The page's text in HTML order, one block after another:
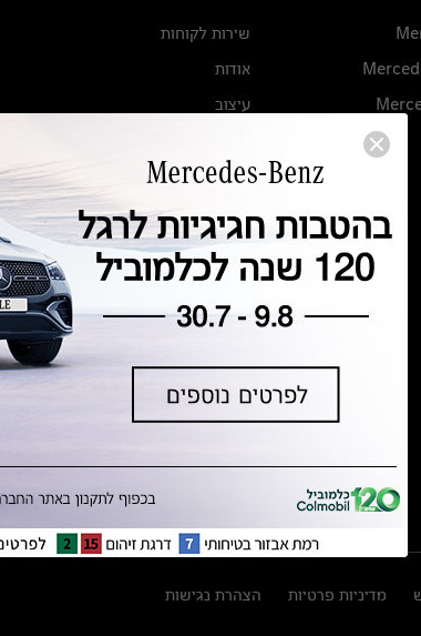
שירות לקוחות
אודות
עיצוב
מגזין מרצדס-בנץ
ספרי רכב מרצדס-בנץ
נתוני זיהום אוויר וצריכת דלק וחשמל
נתוני תווית צמיגים
מחירון חלפים
הודעה על הטבות לרכבי מרצדס בהסדר
מדיניות פרטיות הצהרת נגישות